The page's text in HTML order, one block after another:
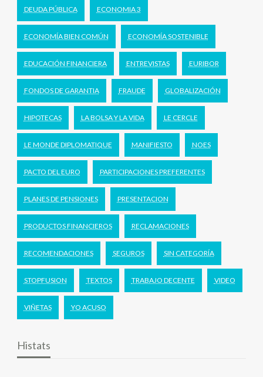
DEUDA PÚBLICA ECONOMIA 3
ECONOMÍA BIEN COMÚN ECONOMÍA SOSTENIBLE
EDUCACIÓN FINANCIERA ENTREVISTAS EURIBOR
FONDOS DE GARANTIA FRAUDE GLOBALIZACIÓN
HIPOTECAS LA BOLSA Y LA VIDA LE CERCLE
LE MONDE DIPLOMATIQUE MANIFIESTO NOES
PACTO DEL EURO PARTICIPACIONES PREFERENTES
PLANES DE PENSIONES PRESENTACION
PRODUCTOS FINANCIEROS RECLAMACIONES
RECOMENDACIONES SEGUROS SIN CATEGORÍA
STOPFUSION TEXTOS TRABAJO DECENTE VIDEO
VIÑETAS YO ACUSO
Histats